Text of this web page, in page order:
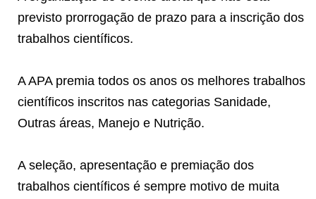
previsto prorrogação de prazo para a inscrição dos
trabalhos científicos.
A APA premia todos os anos os melhores trabalhos
científicos inscritos nas categorias Sanidade,
Outras áreas, Manejo e Nutrição.
A seleção, apresentação e premiação dos
trabalhos científicos é sempre motivo de muita